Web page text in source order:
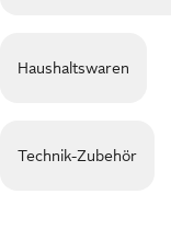
Haushaltswaren
Technik-Zubehör